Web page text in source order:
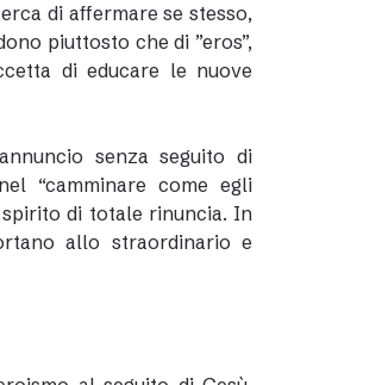
di affermare se stesso,
piuttosto che di ”eros”,
di educare le nuove
senza seguito di
“camminare come egli
spirito di totale rinuncia. In
allo straordinario e